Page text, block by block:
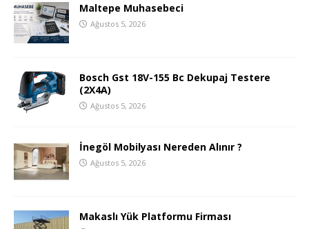
Maltepe Muhasebeci
Ağustos 5, 2026
Bosch Gst 18V-155 Bc Dekupaj Testere
(2X4A)
Ağustos 5, 2026
İnegöl Mobilyası Nereden Alınır ?
Ağustos 5, 2026
Makaslı Yük Platformu Firması